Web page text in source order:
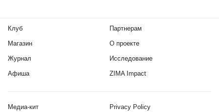
Клуб
Магазин
Журнал
Афиша
Партнерам
О проекте
Исследование
ZIMA Impact
Медиа-кит Privacy Policy